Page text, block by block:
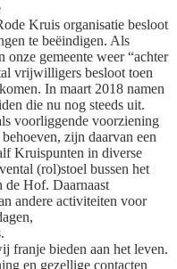
Kruis organisatie besloot
te beëindigen. Als
onze gemeente weer “achter
vrijwilligers besloot toen
In maart 2018 namen
die nu nog steeds uit.
voorliggende voorziening
zijn daarvan een
Kruispunten in diverse
(rol)stoel bussen het
de Hof. Daarnaast
andere activiteiten voor
franje bieden aan het leven.
en gezellige contacten